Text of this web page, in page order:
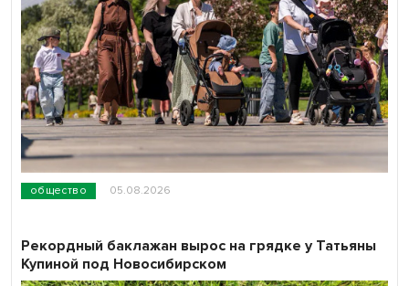
общество 05.08.2026
Рекордный баклажан вырос на грядке у Татьяны
Купиной под Новосибирском